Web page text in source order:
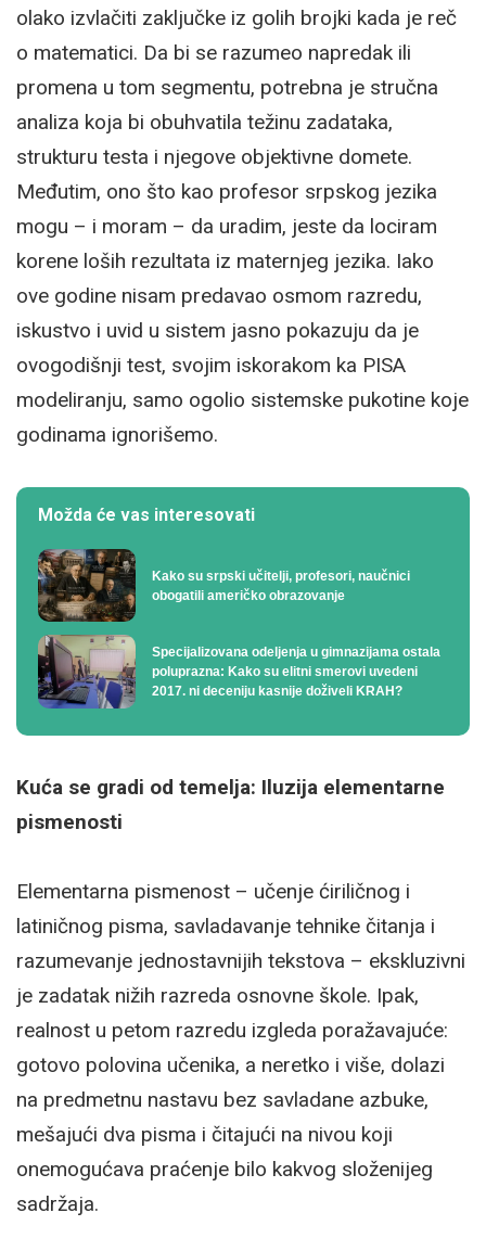
olako izvlačiti zaključke iz golih brojki kada je reč
o matematici. Da bi se razumeo napredak ili
promena u tom segmentu, potrebna je stručna
analiza koja bi obuhvatila težinu zadataka,
strukturu testa i njegove objektivne domete.
Međutim, ono što kao profesor srpskog jezika
mogu – i moram – da uradim, jeste da lociram
korene loših rezultata iz maternjeg jezika. Iako
ove godine nisam predavao osmom razredu,
iskustvo i uvid u sistem jasno pokazuju da je
ovogodišnji test, svojim iskorakom ka PISA
modeliranju, samo ogolio sistemske pukotine koje
godinama ignorišemo.
Možda će vas interesovati
Kako su srpski učitelji, profesori, naučnici
obogatili američko obrazovanje
Specijalizovana odeljenja u gimnazijama ostala
poluprazna: Kako su elitni smerovi uvedeni
2017. ni deceniju kasnije doživeli KRAH?
Kuća se gradi od temelja: Iluzija elementarne
pismenosti
Elementarna pismenost – učenje ćiriličnog i
latiničnog pisma, savladavanje tehnike čitanja i
razumevanje jednostavnijih tekstova – ekskluzivni
je zadatak nižih razreda osnovne škole. Ipak,
realnost u petom razredu izgleda poražavajuće:
gotovo polovina učenika, a neretko i više, dolazi
na predmetnu nastavu bez savladane azbuke,
mešajući dva pisma i čitajući na nivou koji
onemogućava praćenje bilo kakvog složenijeg
sadržaja.